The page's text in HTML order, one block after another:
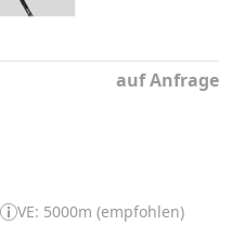
auf Anfrage
VE: 5000m (empfohlen)